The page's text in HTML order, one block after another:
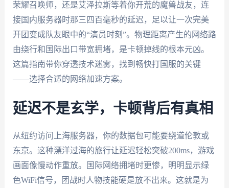
荣耀召唤师，还是艾泽拉斯等着你开荒的魔兽战友，连
接国内服务器时那三四百毫秒的延迟，足以让一次完美
开团变成队友眼中的“演员时刻”。物理距离产生的网络路
由绕行和国际出口带宽拥堵，是卡顿掉线的根本元凶。
这篇指南带你穿透技术迷雾，找到畅快打国服的关键
——选择合适的网络加速方案。
延迟不是玄学，卡顿背后有真相
从纽约访问上海服务器，你的数据包可能要绕道伦敦或
东京。这种漂洋过海的旅行让延迟轻松突破200ms，游戏
画面像慢动作重放。国际网络拥堵时更惨，明明显示绿
色WiFi信号，团战时人物技能硬是放不出来。这就是为